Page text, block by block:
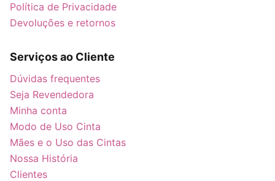
Política de Privacidade
Devoluções e retornos
Serviços ao Cliente
Dúvidas frequentes
Seja Revendedora
Minha conta
Modo de Uso Cinta
Mães e o Uso das Cintas
Nossa História
Clientes